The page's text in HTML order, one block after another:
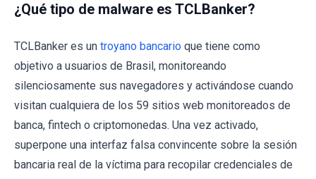
¿Qué tipo de malware es TCLBanker?
TCLBanker es un troyano bancario que tiene como
objetivo a usuarios de Brasil, monitoreando
silenciosamente sus navegadores y activándose cuando
visitan cualquiera de los 59 sitios web monitoreados de
banca, fintech o criptomonedas. Una vez activado,
superpone una interfaz falsa convincente sobre la sesión
bancaria real de la víctima para recopilar credenciales de